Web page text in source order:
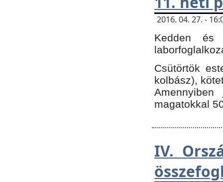
2016. 04. 27. -
Kedden és
Csütörtök
kolbász),
Amennyiben
magatokkal
IV.